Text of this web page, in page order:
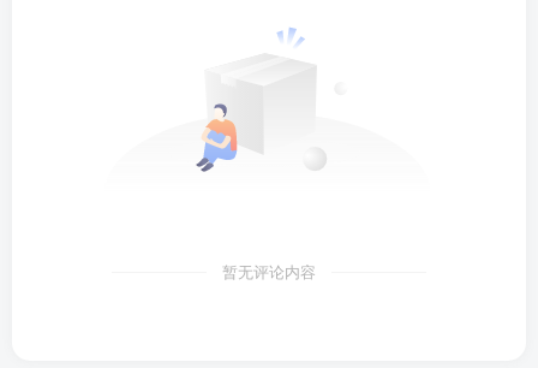
暂无评论内容